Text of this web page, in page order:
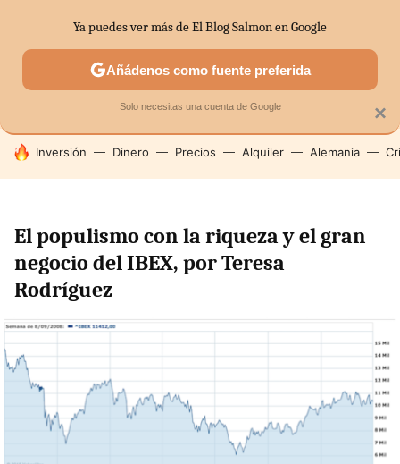
SECTORES ECONOMÍA DOMÉSTICA MERCADOS
HOY SE HABLA DE
Inversión Dinero Precios Alquiler Alemania
El populismo con la riqueza y el gran
negocio del IBEX, por Teresa
Rodríguez
×
Ya puedes ver más de El Blog Salmon en Google
Añádenos como fuente preferida
Solo necesitas una cuenta de Google